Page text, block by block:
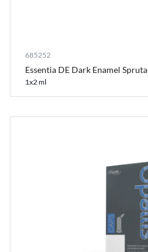
685252
Essentia DE Dark Enamel Spruta
1x2 ml